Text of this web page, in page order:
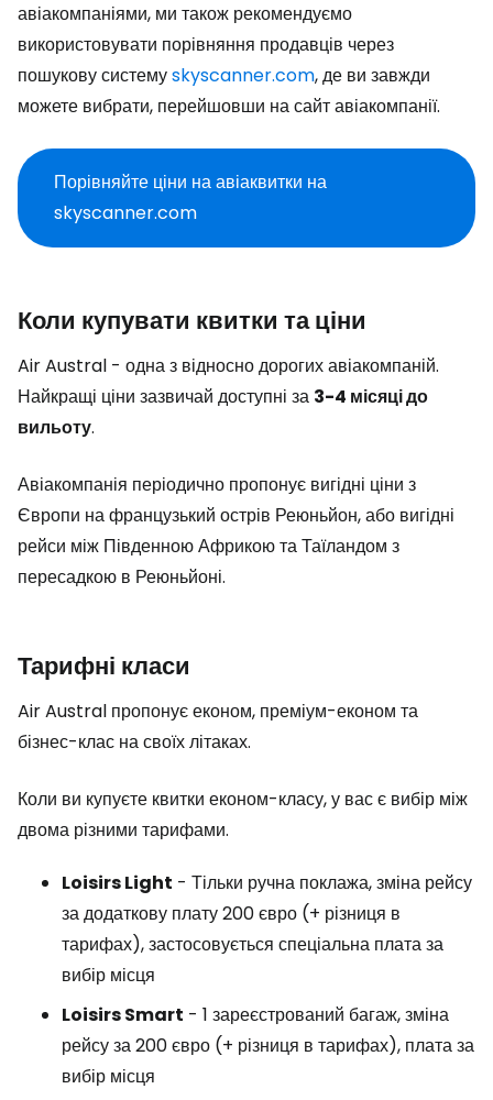
авіакомпаніями, ми також рекомендуємо
використовувати порівняння продавців через
пошукову системуskyscanner.com, де ви завжди
можете вибрати, перейшовши на сайт авіакомпанії.
Порівняйте ціни на авіаквитки на
skyscanner.com
Коли купувати квитки та ціни
Air Austral - одна з відносно дорогих авіакомпаній.
Найкращі ціни зазвичай доступні за 3-4 місяці до
вильоту.
Авіакомпанія періодично пропонує вигідні ціни з
Європи на французький острів Реюньйон, або вигідні
рейси між Південною Африкою та Таїландом з
пересадкою в Реюньйоні.
Тарифні класи
Air Austral пропонує економ, преміум-економ та
бізнес-клас на своїх літаках.
Коли ви купуєте квитки економ-класу, у вас є вибір між
двома різними тарифами.
Loisirs Light - Тільки ручна поклажа, зміна рейсу
за додаткову плату 200 євро (+ різниця в
тарифах), застосовується спеціальна плата за
вибір місця
Loisirs Smart - 1 зареєстрований багаж, зміна
рейсу за 200 євро (+ різниця в тарифах), плата за
вибір місця